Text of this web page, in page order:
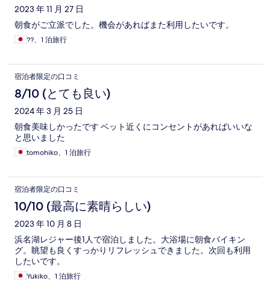
2023 年 11 月 27 日
朝食がご立派でした。機会があればまた利用したいです。
??、1 泊旅行
宿泊者限定の口コミ
8/10 (とても良い)
2024 年 3 月 25 日
朝食美味しかったです ベット近くにコンセントがあればいいな
と思いました
tomohiko、1 泊旅行
宿泊者限定の口コミ
10/10 (最高に素晴らしい)
2023 年 10 月 8 日
浜名湖レジャー後1人で宿泊しました。大浴場に朝食バイキン
グ。眺望も良くすっかりリフレッシュできました。次回も利用
したいです。
Yukiko、1 泊旅行